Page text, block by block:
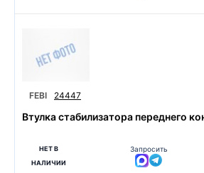
FEBI 24447
Втулка стабилизатора переднего
НЕТ В
НАЛИЧИИ
Запросить